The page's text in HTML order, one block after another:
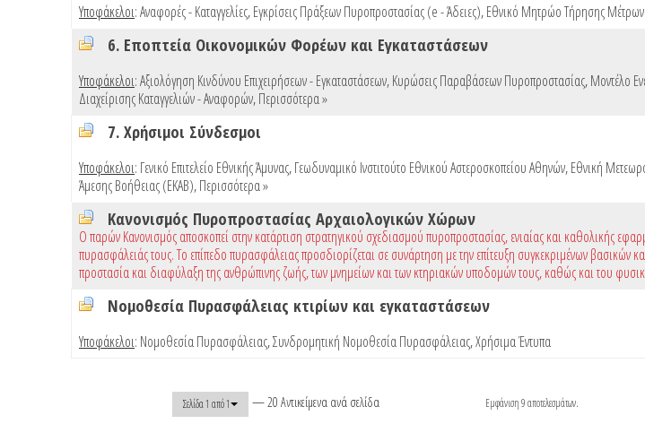
Υποφάκελοι:Αναφορές - Καταγγελίες,Εγκρίσεις Πράξεων Πυροπροστασίας (e - Άδειες),Εθνικό Μητρώο Τήρησης Μέτρων
6. Εποπτεία Οικονομικών Φορέων και Εγκαταστάσεων
Υποφάκελοι:Αξιολόγηση Κινδύνου Επιχειρήσεων - Εγκαταστάσεων,Κυρώσεις Παραβάσεων Πυροπροστασίας,Μοντέλο
Διαχείρισης Καταγγελιών - Αναφορών,Περισσότερα »
7. Χρήσιμοι Σύνδεσμοι
Υποφάκελοι: Γενικό Επιτελείο Εθνικής Άμυνας,Γεωδυναμικό Ινστιτούτο Εθνικού Αστεροσκοπείου Αθηνών,Εθνική
Άμεσης Βοήθειας (ΕΚΑΒ),Περισσότερα »
Κανονισμός Πυροπροστασίας Αρχαιολογικών Χώρων
Ο παρών Κανονισμός αποσκοπεί στην κατάρτιση στρατηγικού σχεδιασμού πυροπροστασίας, ενιαίας και καθολικής
πυρασφάλειάς τους. Το επίπεδο πυρασφάλειας προσδιορίζεται σε συνάρτηση με την επίτευξη συγκεκριμένων βασικών
προστασία και διαφύλαξη της ανθρώπινης ζωής, των μνημείων και των κτηριακών υποδομών τους, καθώς και του
Νομοθεσία Πυρασφάλειας κτιρίων και εγκαταστάσεων
Υποφάκελοι: Νομοθεσία Πυρασφάλειας,Συνδρομητική Νομοθεσία Πυρασφάλειας,Χρήσιμα Έντυπα
Σελίδα 1 από 1 — 20 Αντικείμενα ανά σελίδα Εμφάνιση 9 αποτελεσμάτων.